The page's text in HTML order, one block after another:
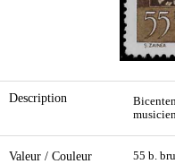
Description
Valeur / Couleur 55 b.